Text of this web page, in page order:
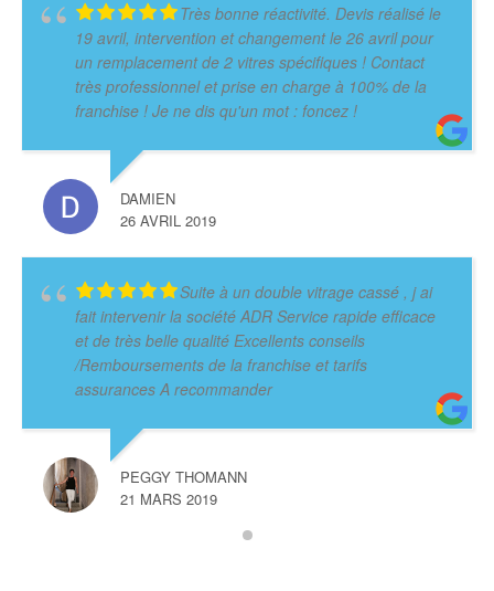
Très bonne réactivité. Devis réalisé le
19 avril, intervention et changement le 26 avril pour
un remplacement de 2 vitres spécifiques ! Contact
très professionnel et prise en charge à 100% de la
franchise ! Je ne dis qu'un mot : foncez !
DAMIEN
26 AVRIL 2019
Suite à un double vitrage cassé , j ai
fait intervenir la société ADR Service rapide efficace
et de très belle qualité Excellents conseils
/Remboursements de la franchise et tarifs
assurances A recommander
PEGGY THOMANN
21 MARS 2019